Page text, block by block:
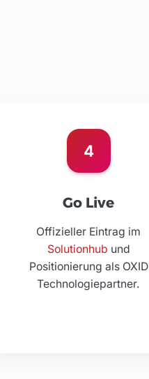
4
Go Live
Offizieller Eintrag im
Solutionhub und
Positionierung als OXID
Technologiepartner.